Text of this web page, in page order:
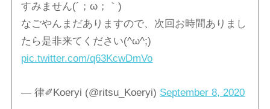
すみません(´；ω；｀)
なごやんまだありますので、次回お時間ありまし
たら是非来てください(^ω^;)
pic.twitter.com/q63KcwDmVo
— 律✐Koeryi (@ritsu_Koeryi) September 8, 2020